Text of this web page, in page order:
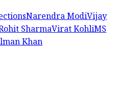
Narendra ModiVijay
SharmaVirat KohliMS
Khan